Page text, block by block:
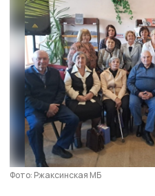
Фото: Ржаксинская МБ